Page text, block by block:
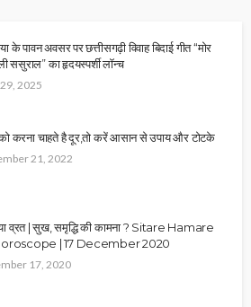
के पावन अवसर पर छत्तीसगढ़ी विवाह बिदाई गीत “मोर
ससुराल” का हृदयस्पर्शी लॉन्च
2025
करना चाहते है दूर,तो करें आसान से उपाय और टोटके
21, 2022
व्रत | सुख, समृद्धि की कामना ? Sitare Hamare
| 17 December 2020
17, 2020